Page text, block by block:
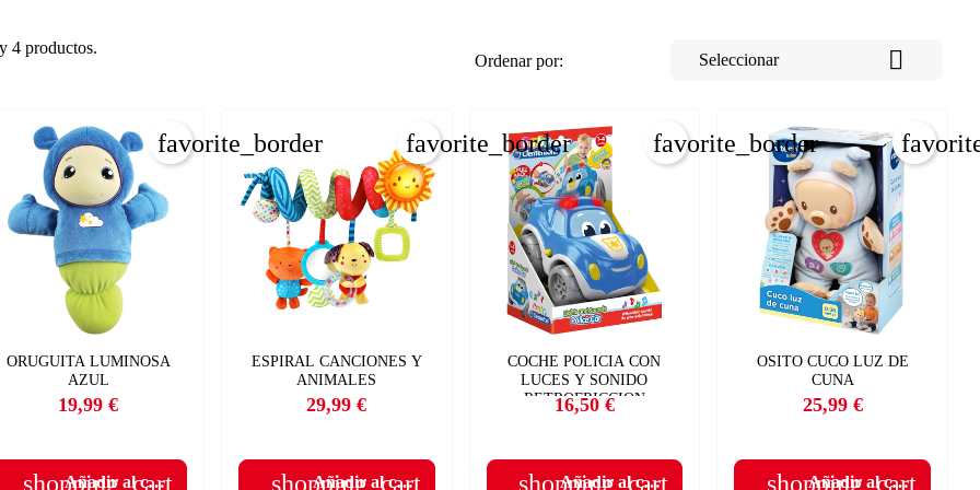
4 productos.
Ordenar por: Seleccionar 
ORUGUITA LUMINOSA
AZUL
Precio
19,99 €
shopping_cart
Añadir al carrito
favorite_border
ESPIRAL CANCIONES Y
ANIMALES
Precio
29,99 €
shopping_cart
Añadir al carrito
favorite_border
COCHE POLICIA CON
LUCES Y SONIDO
RETROFRICCION
Precio
16,50 €
shopping_cart
Añadir al carrito
favorite_border
OSITO CUCO LUZ DE
CUNA
Precio
25,99 €
shopping_cart
Añadir al carrito